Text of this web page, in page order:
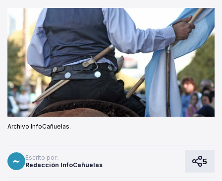
Archivo InfoCañuelas.
Escrito por:
Redacción InfoCañuelas
5